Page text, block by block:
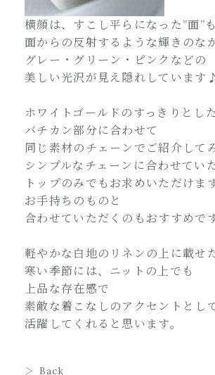
横顔は、すこし平らになった”面”
面からの反射するような輝きのな
グレー・グリーン・ピンクなどの
美しい光沢が見え隠れしています♪
ホワイトゴールドのすっきりとし
バチカン部分に合わせて
同じ素材のチェーンでご紹介して
シンプルなチェーンに合わせてい
トップのみでもお求めいただけま
お手持ちのものと
合わせていただくのもおすすめで
軽やかな白地のリネンの上に載せ
寒い季節には、ニットの上でも
上品な存在感で
素敵な着こなしのアクセントとし
活躍してくれると思います。
Back